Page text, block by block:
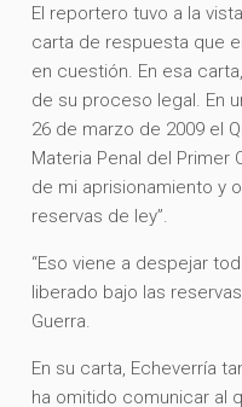
El reportero tuvo a la
carta de respuesta que
en cuestión. En esa
de su proceso legal. En
26 de marzo de 2009 el
Materia Penal del Primer
de mi aprisionamiento y
reservas de ley”.
“Eso viene a despejar
liberado bajo las
Guerra.
En su carta, Echeverría
ha omitido comunicar al